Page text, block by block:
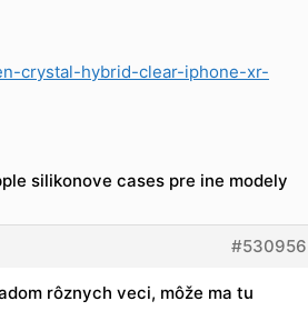
crystal-hybrid-clear-iphone-xr-
silikonove cases pre ine modely
#530956
rôznych veci, môže ma tu